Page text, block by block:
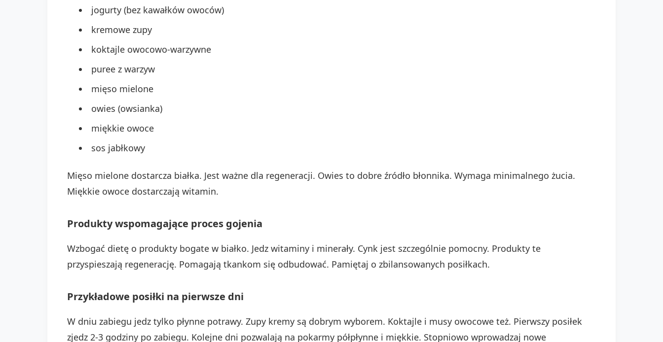
jogurty (bez kawałków owoców)
kremowe zupy
koktajle owocowo-warzywne
puree z warzyw
mięso mielone
owies (owsianka)
miękkie owoce
sos jabłkowy
Mięso mielone dostarcza białka. Jest ważne dla regeneracji. Owies to dobre źródło błonnika. Wymaga minimalnego żucia.
Miękkie owoce dostarczają witamin.
Produkty wspomagające proces gojenia
Wzbogać dietę o produkty bogate w białko. Jedz witaminy i minerały. Cynk jest szczególnie pomocny. Produkty te
przyspieszają regenerację. Pomagają tkankom się odbudować. Pamiętaj o zbilansowanych posiłkach.
Przykładowe posiłki na pierwsze dni
W dniu zabiegu jedz tylko płynne potrawy. Zupy kremy są dobrym wyborem. Koktajle i musy owocowe też. Pierwszy posiłek
zjedz 2-3 godziny po zabiegu. Kolejne dni pozwalają na pokarmy półpłynne i miękkie. Stopniowo wprowadzaj nowe